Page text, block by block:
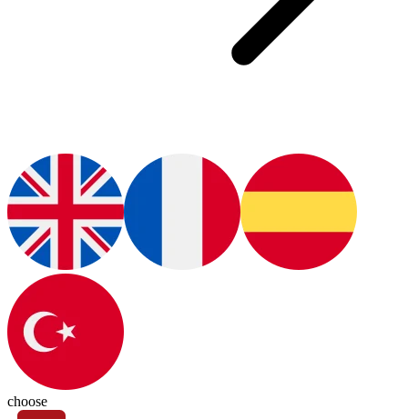
choose